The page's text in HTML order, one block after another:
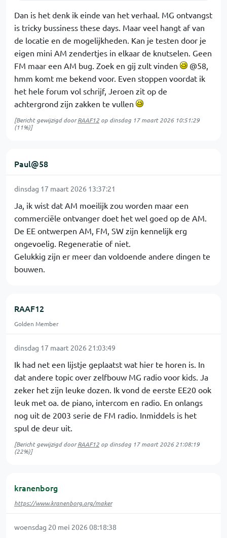
Dan is het denk ik einde van het verhaal. MG ontvangst
is tricky bussiness these days. Maar veel hangt af van
de locatie en de mogelijkheden. Kan je testen door je
eigen mini AM zendertjes in elkaar de knutselen. Geen
FM maar een AM bug. Zoek en gij zult vinden
@58,
hmm komt me bekend voor. Even stoppen voordat ik
het hele forum vol schrijf, Jeroen zit op de
achtergrond zijn zakken te vullen
[Bericht gewijzigd doorRAAF12 op dinsdag 17 maart 2026 10:51:29
(11%)]
Paul@58
dinsdag 17 maart 2026 13:37:21
Ja, ik wist dat AM moeilijk zou worden maar een
commerciële ontvanger doet het wel goed op de AM.
De EE ontwerpen AM, FM, SW zijn kennelijk erg
ongevoelig. Regeneratie of niet.
Gelukkig zijn er meer dan voldoende andere dingen te
bouwen.
RAAF12
Golden Member
dinsdag 17 maart 2026 21:03:49
Ik had net een lijstje geplaatst wat hier te horen is. In
dat andere topic over zelfbouw MG radio voor kids. Ja
zeker het zijn leuke dozen. Ik vond de eerste EE20 ook
leuk met oa. de piano, intercom en radio. En onlangs
nog uit de 2003 serie de FM radio. Inmiddels is het
spul de deur uit.
[Bericht gewijzigd doorRAAF12 op dinsdag 17 maart 2026 21:08:19
(22%)]
kranenborg
https://www.kranenborg.org/maker
woensdag 20 mei 2026 08:18:38